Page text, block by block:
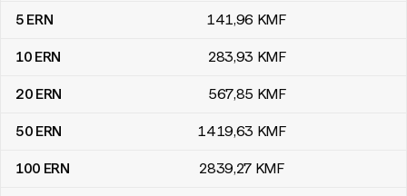
5 ERN 141,96 KMF
10 ERN 283,93 KMF
20 ERN 567,85 KMF
50 ERN 1419,63 KMF
100 ERN 2839,27 KMF